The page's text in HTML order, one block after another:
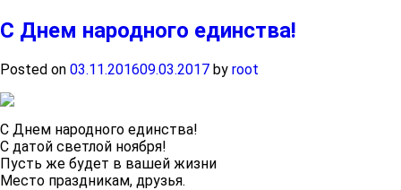
С Днем народного единства!
Posted on 03.11.201609.03.2017 by root
С Днем народного единства!
С датой светлой ноября!
Пусть же будет в вашей жизни
Место праздникам, друзья.